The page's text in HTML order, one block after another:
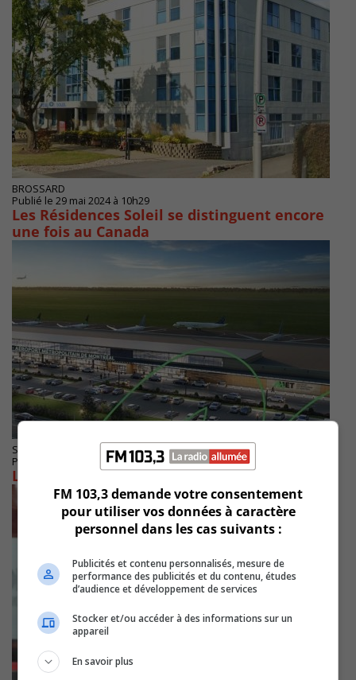
BROSSARD
Publié le 29 mai 2024 à 10h29
Les Résidences Soleil se distinguent encore
une fois au Canada
SAINT-HUBERT
Publié le 1 février 2024 à 08h55
L’Aéroport Saint-Hubert change d’identité
FM 103,3 demande votre consentement
pour utiliser vos données à caractère
personnel dans les cas suivants :
Publicités et contenu personnalisés, mesure de
performance des publicités et du contenu, études
d’audience et développement de services
Stocker et/ou accéder à des informations sur un
appareil
En savoir plus